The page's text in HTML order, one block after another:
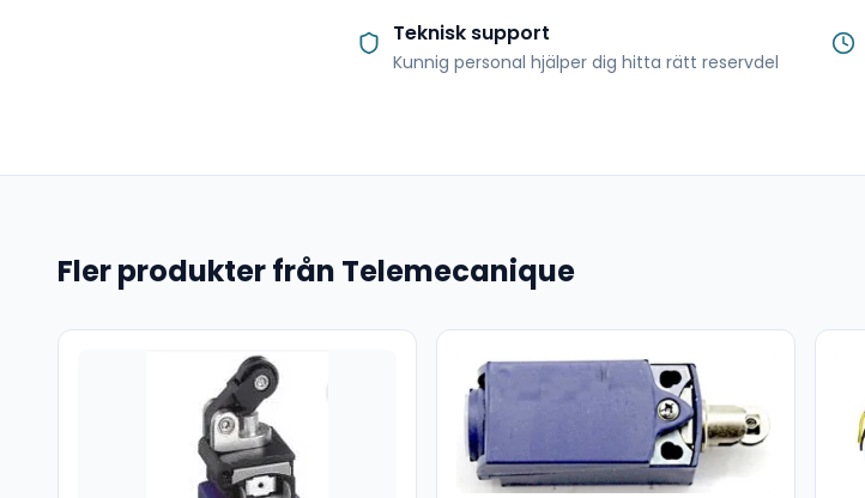
Teknisk support
Kunnig personal hjälper dig hitta rätt reservdel
Fler produkter från Telemecanique